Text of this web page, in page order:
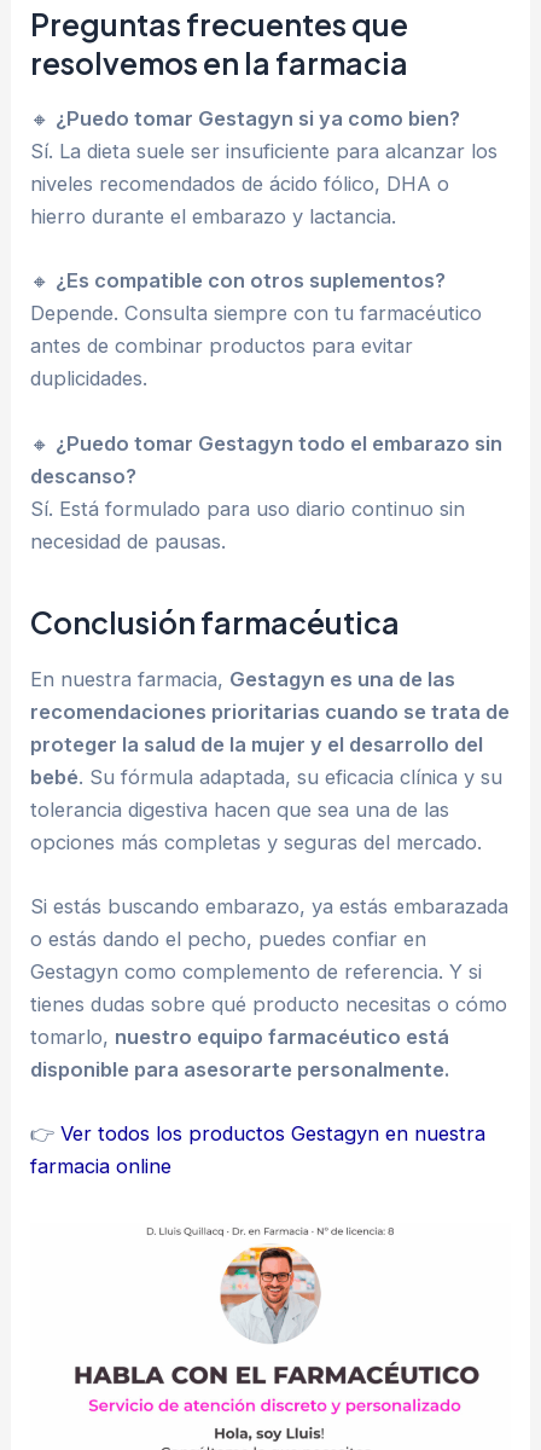
Preguntas frecuentes que
resolvemos en la farmacia
🔸 ¿Puedo tomar Gestagyn si ya como bien?
Sí. La dieta suele ser insuficiente para alcanzar los
niveles recomendados de ácido fólico, DHA o
hierro durante el embarazo y lactancia.
🔸 ¿Es compatible con otros suplementos?
Depende. Consulta siempre con tu farmacéutico
antes de combinar productos para evitar
duplicidades.
🔸 ¿Puedo tomar Gestagyn todo el embarazo sin
descanso?
Sí. Está formulado para uso diario continuo sin
necesidad de pausas.
Conclusión farmacéutica
En nuestra farmacia, Gestagyn es una de las
recomendaciones prioritarias cuando se trata de
proteger la salud de la mujer y el desarrollo del
bebé. Su fórmula adaptada, su eficacia clínica y su
tolerancia digestiva hacen que sea una de las
opciones más completas y seguras del mercado.
Si estás buscando embarazo, ya estás embarazada
o estás dando el pecho, puedes confiar en
Gestagyn como complemento de referencia. Y si
tienes dudas sobre qué producto necesitas o cómo
tomarlo, nuestro equipo farmacéutico está
disponible para asesorarte personalmente.
👉Ver todos los productos Gestagyn en nuestra
farmacia online